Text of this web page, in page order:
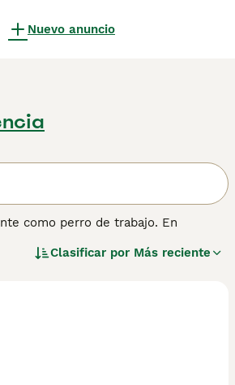
Nuevo anuncio
como perro de trabajo. En
ha sido muy apreciada en su
esta raza de perro.
Clasificar por Más reciente